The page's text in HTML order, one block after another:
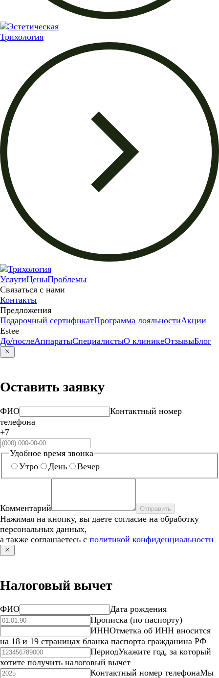
Трихология
УслугиЦеныПроблемы
Связаться с нами
Контакты
Предложения
Подарочный сертификатПрограмма лояльностиАкции
Estee
До/послеАппаратыСпециалистыО клиникеОтзывыБлог
Оставить заявку
ФИО
Контактный номер
телефона
+7
Удобное время звонка
Утро
День Вечер
Комментарий Отправить
Нажимая на кнопку, вы даете согласие на обработку
персональных данных,
а также соглашаетесь с политикой конфиденциальности
Налоговый вычет
ФИО
Дата рождения
Прописка (по паспорту)
ИННОтметка об ИНН вносится
на 18 и 19 страницах бланка паспорта гражданина РФ
ПериодУкажите год, за который
хотите получить налоговый вычет
Контактный номер телефонаМы